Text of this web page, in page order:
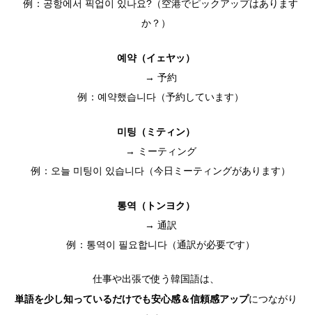
例：공항에서 픽업이 있나요?（空港でピックアップはあります
か？）
예약（イェヤッ）
→ 予約
例：예약했습니다（予約しています）
미팅（ミティン）
→ ミーティング
例：오늘 미팅이 있습니다（今日ミーティングがあります）
통역（トンヨク）
→ 通訳
例：통역이 필요합니다（通訳が必要です）
仕事や出張で使う韓国語は、
単語を少し知っているだけでも安心感＆信頼感アップにつながり